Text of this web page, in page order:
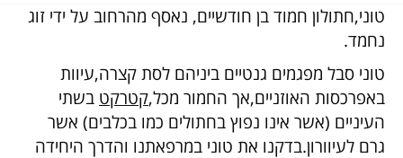
טוני,חתולון חמוד בן חודשיים, נאסף מהרחוב על ידי זוג
נחמד.
טוני סבל מפגמים גנטיים ביניהם לסת קצרה,עיוות
באפרכסות האוזניים,אך החמור מכל,קטרקט בשתי
העיניים (אשר אינו נפוץ בחתולים כמו בכלבים) אשר
גרם לעיוורון.בדקנו את טוני במרפאתנו והדרך היחידה